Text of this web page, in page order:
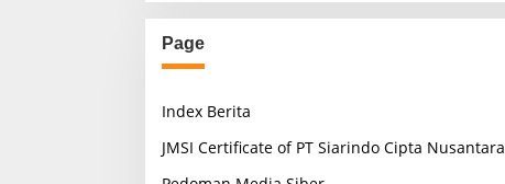
Page
Index Berita
JMSI Certificate of PT Siarindo Cipta Nusantara